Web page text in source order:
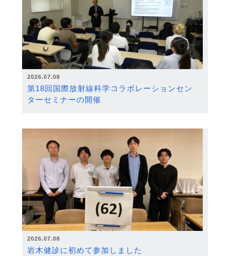
2026.07.08
第18回国際放射線科学コラボレーションセン
ターセミナーの開催
2026.07.08
岩木健診に初めて参加しました